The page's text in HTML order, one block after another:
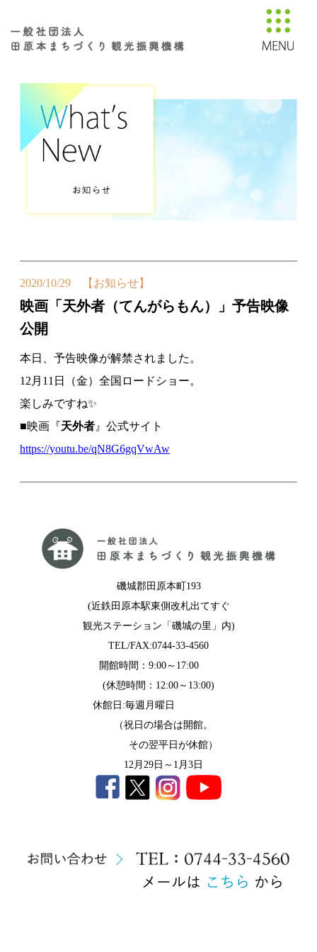
2020/10/29 【お知らせ】
映画「天外者（てんがらもん）」予告映像
公開
本日、予告映像が解禁されました。
12月11日（金）全国ロードショー。
楽しみですね✨
■映画『天外者 』公式サイト
https://youtu.be/qN8G6gqVwAw
磯城郡田原本町193
(近鉄田原本駅東側改札出てすぐ
観光ステーション「磯城の里」内)
TEL/FAX:0744-33-4560
開館時間：9:00～17:00
(休憩時間：12:00～13:00)
休館日:毎週月曜日
（祝日の場合は開館。
その翌平日が休館）
12月29日～1月3日